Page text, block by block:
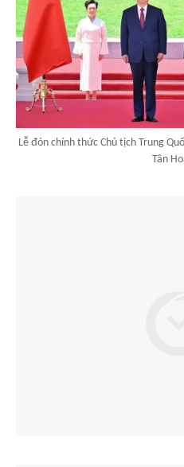
Lễ đón chính thức Chủ tịch Trung
Tân